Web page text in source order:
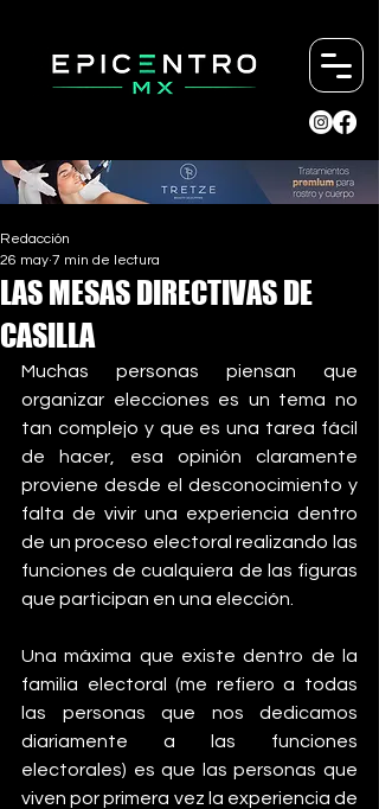
LAS MESAS DIRECTIVAS DE
CASILLA
Redacción
26 may 7 min de lectura
Muchas personas piensan que
organizar elecciones es un tema no
tan complejo y que es una tarea fácil
de hacer, esa opinión claramente
proviene desde el desconocimiento y
falta de vivir una experiencia dentro
de un proceso electoral realizando las
funciones de cualquiera de las figuras
que participan en una elección.
Una máxima que existe dentro de la
familia electoral (me refiero a todas
las personas que nos dedicamos
diariamente a las funciones
electorales) es que las personas que
viven por primera vez la experiencia de